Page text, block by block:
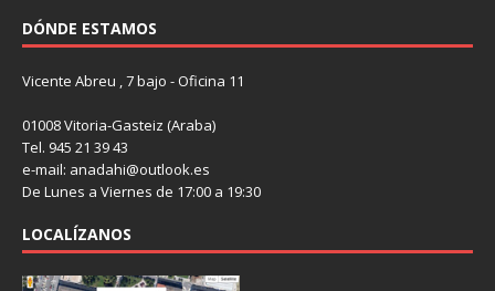
DÓNDE ESTAMOS
Vicente Abreu , 7 bajo - Oficina 11
01008 Vitoria-Gasteiz (Araba)
Tel. 945 21 39 43
e-mail: anadahi@outlook.es
De Lunes a Viernes de 17:00 a 19:30
LOCALÍZANOS